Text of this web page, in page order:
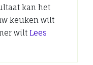
kan het
keuken wilt
wilt Lees